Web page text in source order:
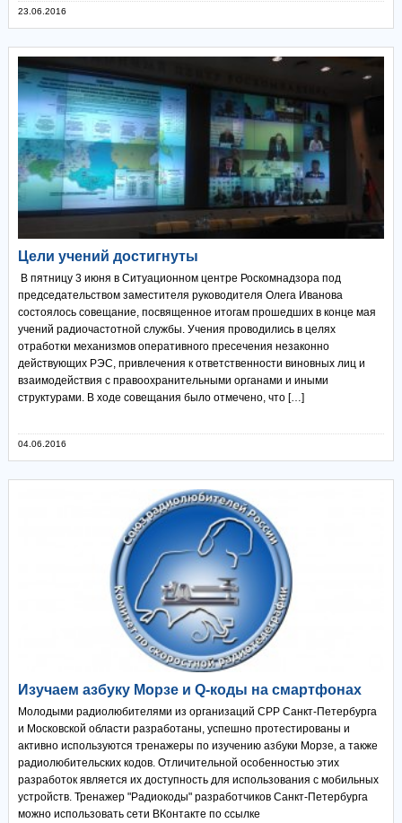
23.06.2016
Цели учений достигнуты
В пятницу 3 июня в Ситуационном центре Роскомнадзора под
председательством заместителя руководителя Олега Иванова
состоялось совещание, посвященное итогам прошедших в конце мая
учений радиочастотной службы. Учения проводились в целях
отработки механизмов оперативного пресечения незаконно
действующих РЭС, привлечения к ответственности виновных лиц и
взаимодействия с правоохранительными органами и иными
структурами. В ходе совещания было отмечено, что […]
04.06.2016
Изучаем азбуку Морзе и Q-коды на смартфонах
Молодыми радиолюбителями из организаций СРР Санкт-Петербурга
и Московской области разработаны, успешно протестированы и
активно используются тренажеры по изучению азбуки Морзе, а также
радиолюбительских кодов. Отличительной особенностью этих
разработок является их доступность для использования с мобильных
устройств. Тренажер "Радиокоды" разработчиков Санкт-Петербурга
можно использовать сети ВКонтакте по ссылке